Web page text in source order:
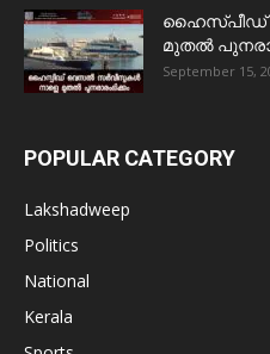
ഹൈസ്പീഡ്
മുതൽ
September 15,
POPULAR CATEGORY
Lakshadweep
Politics
National
Kerala